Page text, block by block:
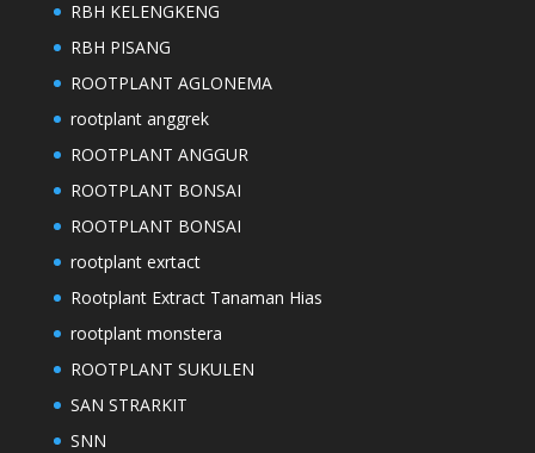
RBH KELENGKENG
RBH PISANG
ROOTPLANT AGLONEMA
rootplant anggrek
ROOTPLANT ANGGUR
ROOTPLANT BONSAI
ROOTPLANT BONSAI
rootplant exrtact
Rootplant Extract Tanaman Hias
rootplant monstera
ROOTPLANT SUKULEN
SAN STRARKIT
SNN